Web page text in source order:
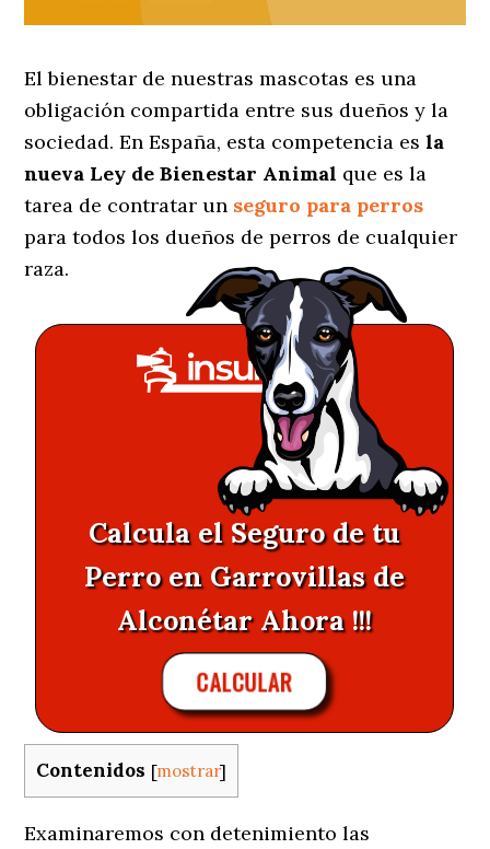
El bienestar de nuestras mascotas es una
obligación compartida entre sus dueños y la
sociedad. En España, esta competencia esla
nueva Ley de Bienestar Animal que es la
tarea de contratar un seguro para perros
para todos los dueños de perros de cualquier
raza.
Calcula el Seguro de tu
Perro en Garrovillas de
Alconétar Ahora !!!
CALCULAR
Contenidos [mostrar]
Examinaremos con detenimiento las